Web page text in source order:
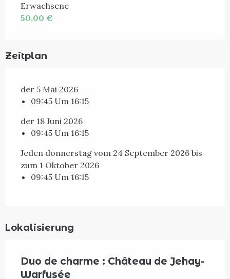
Erwachsene
50,00 €
Zeitplan
der 5 Mai 2026
09:45 Um 16:15
der 18 Juni 2026
09:45 Um 16:15
Jeden donnerstag vom 24 September 2026 bis
zum 1 Oktober 2026
09:45 Um 16:15
Lokalisierung
Duo de charme : Château de Jehay-
Warfusée